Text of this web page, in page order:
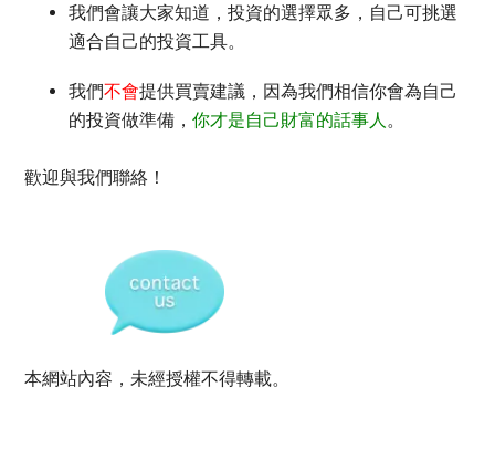
我們會讓大家知道，投資的選擇眾多，自己可挑選
適合自己的投資工具。
我們不會提供買賣建議，因為我們相信你會為自己
的投資做準備，你才是自己財富的話事人。
歡迎與我們聯絡！
本網站內容，未經授權不得轉載。